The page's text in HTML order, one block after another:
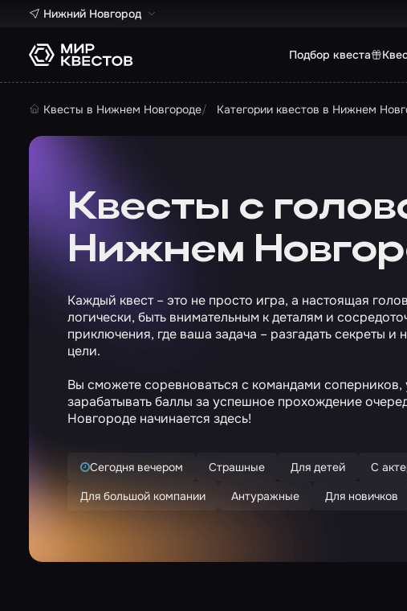
Нижний Новгород
Подбор квеста
Квесты в Нижнем Новгороде Категории квестов в Нижнем
Квесты с
Нижнем
Каждый квест – это не просто игра, а настоящая
логически, быть внимательным к деталям и
приключения, где ваша задача – разгадать секреты
цели.
Вы сможете соревноваться с командами соперников,
зарабатывать баллы за успешное прохождение
Новгороде начинается здесь!
Сегодня вечером Страшные Для детей С
Для большой компании
Антуражные Для новичков